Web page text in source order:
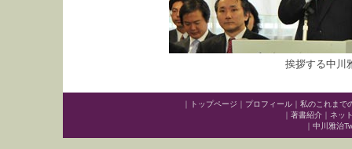
挨拶する中川
｜ トップページ ｜ プロフィール ｜ 私のこれまで
｜ 著書紹介 ｜ ネッ
｜ 中川雅治